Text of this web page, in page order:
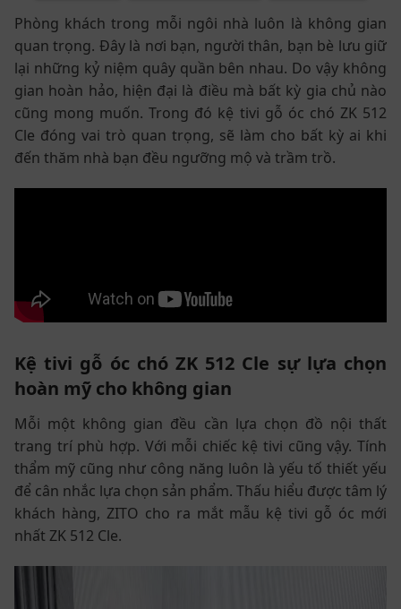
Phòng khách trong mỗi ngôi nhà luôn là không gian
quan trọng. Đây là nơi bạn, người thân, bạn bè lưu giữ
lại những kỷ niệm quây quần bên nhau. Do vậy không
gian hoàn hảo, hiện đại là điều mà bất kỳ gia chủ nào
cũng mong muốn. Trong đó kệ tivi gỗ óc chó ZK 512
Cle đóng vai trò quan trọng, sẽ làm cho bất kỳ ai khi
đến thăm nhà bạn đều ngưỡng mộ và trầm trồ.
Kệ tivi gỗ óc chó ZK 512 Cle sự lựa chọn
hoàn mỹ cho không gian
Mỗi một không gian đều cần lựa chọn đồ nội thất
trang trí phù hợp. Với mỗi chiếc kệ tivi cũng vậy. Tính
thẩm mỹ cũng như công năng luôn là yếu tố thiết yếu
để cân nhắc lựa chọn sản phẩm. Thấu hiểu được tâm lý
khách hàng, ZITO cho ra mắt mẫu kệ tivi gỗ óc mới
nhất ZK 512 Cle.